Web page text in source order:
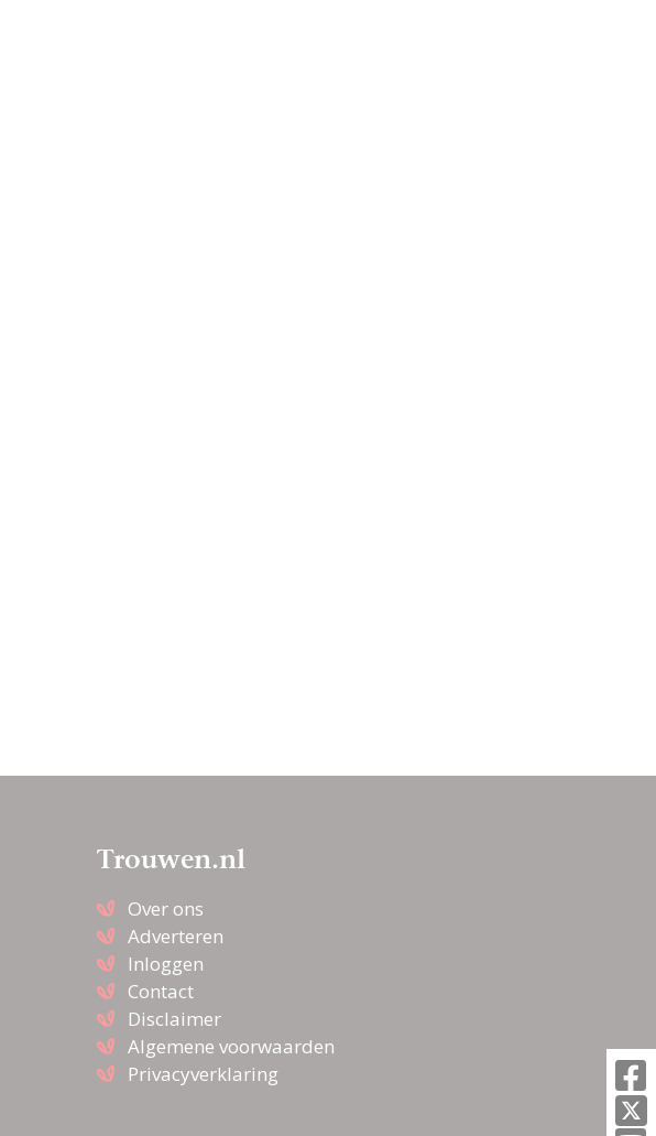
Trouwen.nl
Over ons
Adverteren
Inloggen
Contact
Disclaimer
Algemene voorwaarden
Privacyverklaring